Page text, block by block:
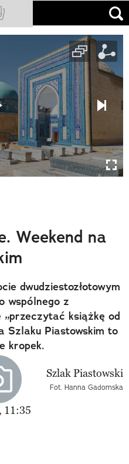
Weekend na
dwudziestozłotowym
wspólnego z
„przeczytać książkę od
Szlaku Piastowskim to
kropek.
Fot. Hanna Gadomska
11:35